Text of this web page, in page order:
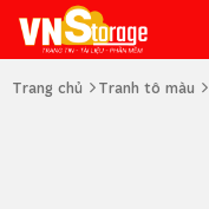
Trang chủ Tranh tô màu